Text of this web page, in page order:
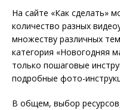
На сайте «Как сделать»
количество разных
множеству различных
категория «Новогодняя
только пошаговые
подробные фото-
В общем, выбор